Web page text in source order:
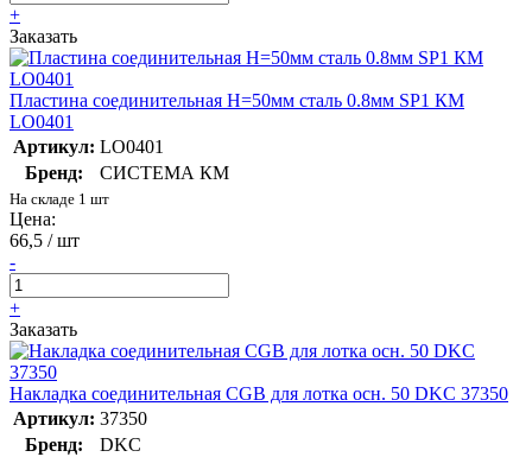
+
Заказать
Пластина соединительная H=50мм сталь 0.8мм SP1 КМ
LO0401
Артикул: LO0401
Бренд:
СИСТЕМА КМ
На складе 1 шт
Цена:
66,5 / шт
-
+
Заказать
Накладка соединительная CGB для лотка осн. 50 DKC 37350
Артикул: 37350
Бренд:
DKC